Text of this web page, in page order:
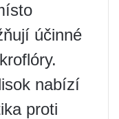
účinné
nabízí
proti